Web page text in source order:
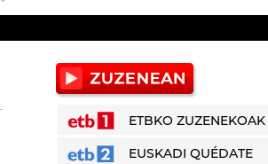
ETBKO ZUZENEKOAK
EUSKADI QUÉDATE